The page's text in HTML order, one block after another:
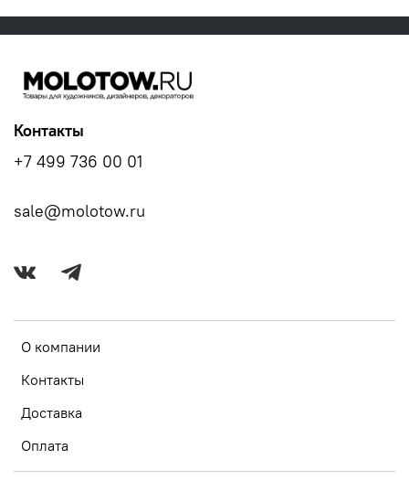
О компании
Контакты
Доставка
Оплата
Контакты
+7 499 736 00 01
sale@molotow.ru